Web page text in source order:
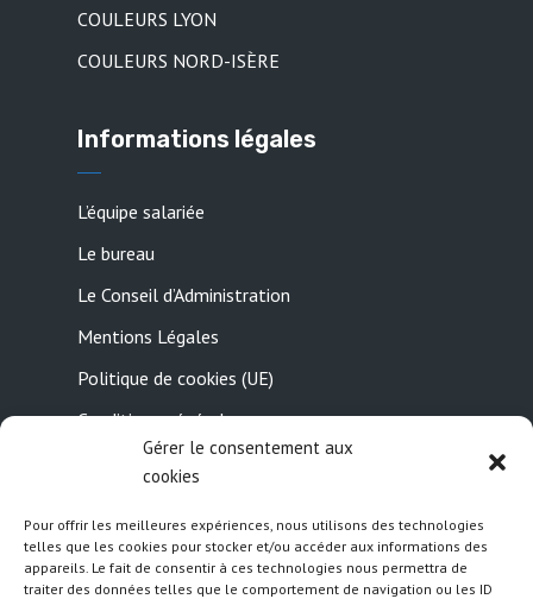
Gérer le consentement aux
cookies
Pour offrir les meilleures expériences, nous utilisons des technologies
telles que les cookies pour stocker et/ou accéder aux informations des
appareils. Le fait de consentir à ces technologies nous permettra de
traiter des données telles que le comportement de navigation ou les ID
COULEURS LYON
COULEURS NORD-ISÈRE
Informations légales
L’équipe salariée
Le bureau
Le Conseil d’Administration
Mentions Légales
Politique de cookies (UE)
Conditions générales
Contactez-nous
Suivez nous